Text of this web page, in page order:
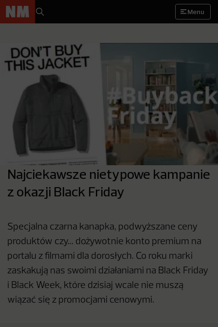
Menu
Najciekawsze nietypowe kampanie
z okazji Black Friday
Specjalna czarna kanapka, podwyższane ceny
produktów czy... dożywotnie konto premium na
portalu z filmami dla dorosłych. Co roku marki
zaskakują nas swoimi działaniami na Black Friday
i Black Week, które dzisiaj wcale nie muszą
wiązać się z promocjami cenowymi.